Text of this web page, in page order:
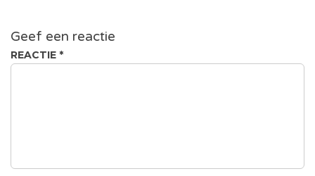
Geef een reactie
REACTIE *